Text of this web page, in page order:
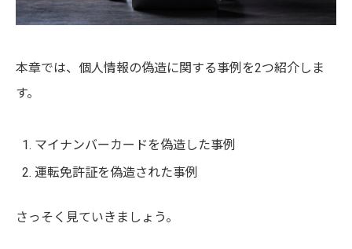
本章では、個人情報の偽造に関する事例を2つ紹介しま
す。
マイナンバーカードを偽造した事例
運転免許証を偽造された事例
さっそく見ていきましょう。